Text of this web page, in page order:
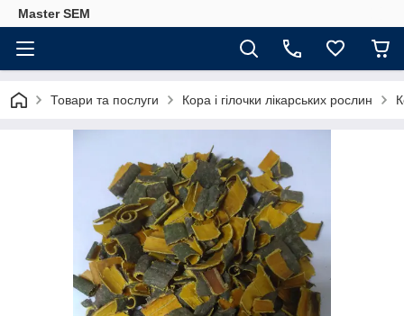
Master SEM
Товари та послуги Кора і гілочки лікарських рослин